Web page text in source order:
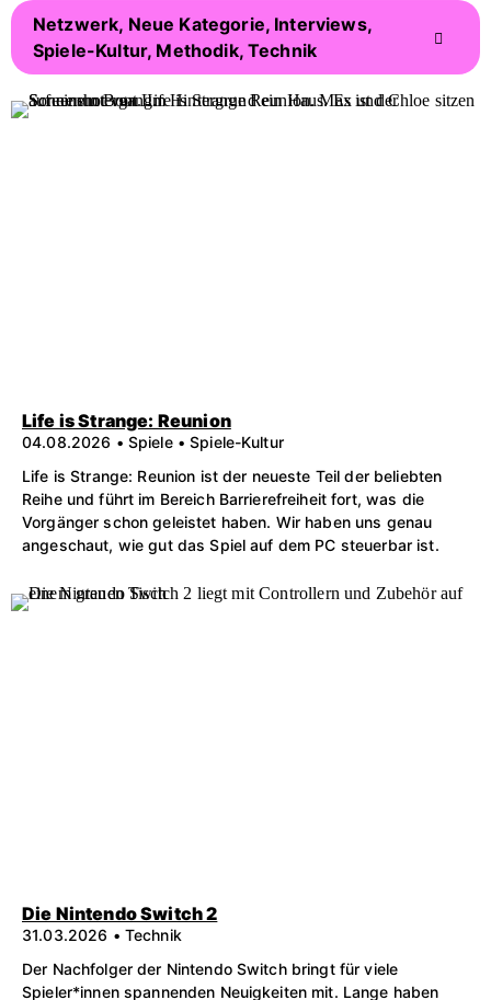
Netzwerk, Neue Kategorie, Interviews,
Spiele-Kultur, Methodik, Technik
Life is Strange: Reunion
04.08.2026 • Spiele • Spiele-Kultur
Life is Strange: Reunion ist der neueste Teil der beliebten
Reihe und führt im Bereich Barrierefreiheit fort, was die
Vorgänger schon geleistet haben. Wir haben uns genau
angeschaut, wie gut das Spiel auf dem PC steuerbar ist.
Die Nintendo Switch 2
31.03.2026 • Technik
Der Nachfolger der Nintendo Switch bringt für viele
Spieler*innen spannenden Neuigkeiten mit. Lange haben